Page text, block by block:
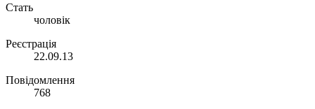
Стать
чоловік
Реєстрація
22.09.13
Повідомлення
768